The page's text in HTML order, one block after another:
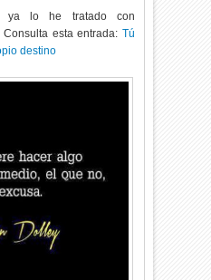
ya lo he tratado con
esta entrada: Tú
destino